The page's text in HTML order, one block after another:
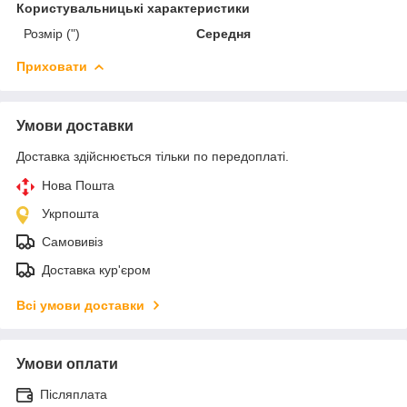
Користувальницькі характеристики
Розмір (")
Середня
Приховати
Умови доставки
Доставка здійснюється тільки по передоплаті.
Нова Пошта
Укрпошта
Самовивіз
Доставка кур'єром
Всі умови доставки
Умови оплати
Післяплата